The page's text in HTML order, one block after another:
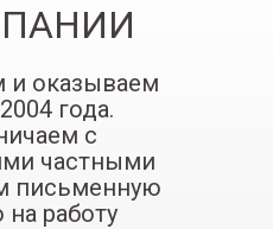
и оказываем
года.
с
частными
письменную
на работу